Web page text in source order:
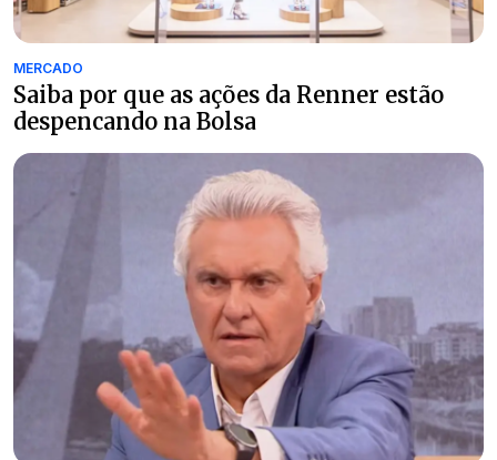
MERCADO
Saiba por que as ações da Renner estão
despencando na Bolsa